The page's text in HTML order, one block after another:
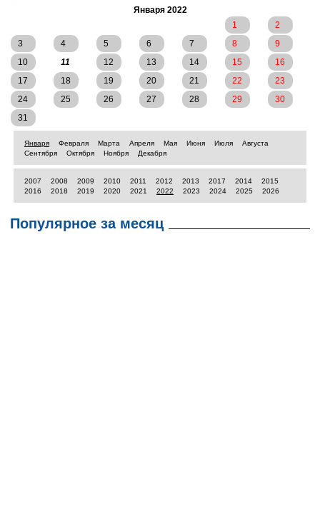
Января 2022
1
2
3
4 5 6 7 8
9
10
11 12 13 14 15
16
17
18 19 20 21 22
23
24
25 26 27 28 29
30
31
Января Февраля Марта Апреля Мая Июня Июля
Августа
Сентября
Октября Ноября Декабря
2007 2008 2009 2010 2011 2012 2013 2017 2014
2015
2016
2018 2019 2020 2021 2022 2023 2024 2025 2026
Популярное за месяц